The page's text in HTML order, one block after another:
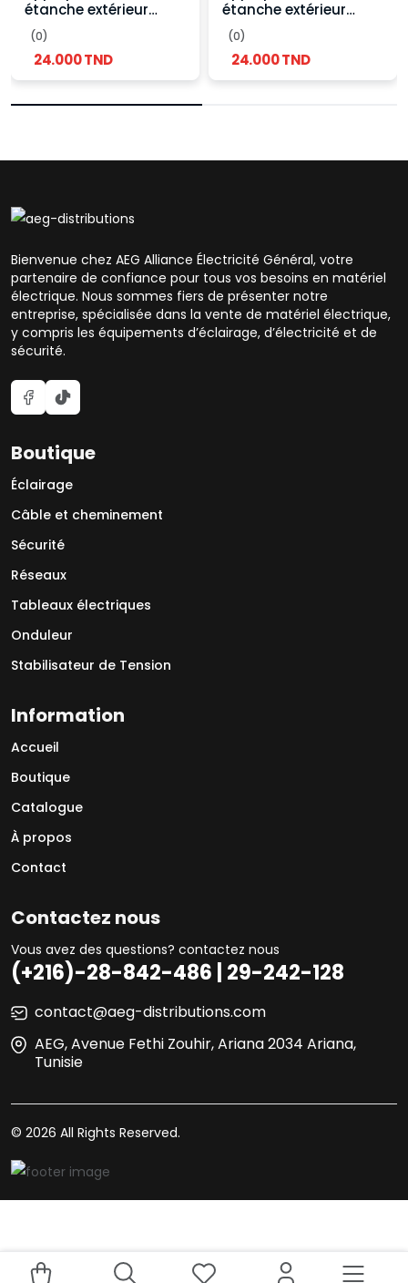
étanche extérieur
Ronde 2 lampes GU10
- Blanche
(0)
24.000 TND
étanche extérieur
Ronde 2 lampes GU10
- Noir
(0)
24.000 TND
Bienvenue chez AEG Alliance Électricité Général, votre
partenaire de confiance pour tous vos besoins en matériel
électrique. Nous sommes fiers de présenter notre
entreprise, spécialisée dans la vente de matériel électrique,
y compris les équipements d’éclairage, d’électricité et de
sécurité.
Boutique
Éclairage
Câble et cheminement
Sécurité
Réseaux
Tableaux électriques
Onduleur
Stabilisateur de Tension
Information
Accueil
Boutique
Catalogue
À propos
Contact
Contactez nous
Vous avez des questions? contactez nous
(+216)-28-842-486 | 29-242-128
contact@aeg-distributions.com
AEG, Avenue Fethi Zouhir, Ariana 2034 Ariana,
Tunisie
© 2026 All Rights Reserved.
Your experience on this site will be improved by allowing